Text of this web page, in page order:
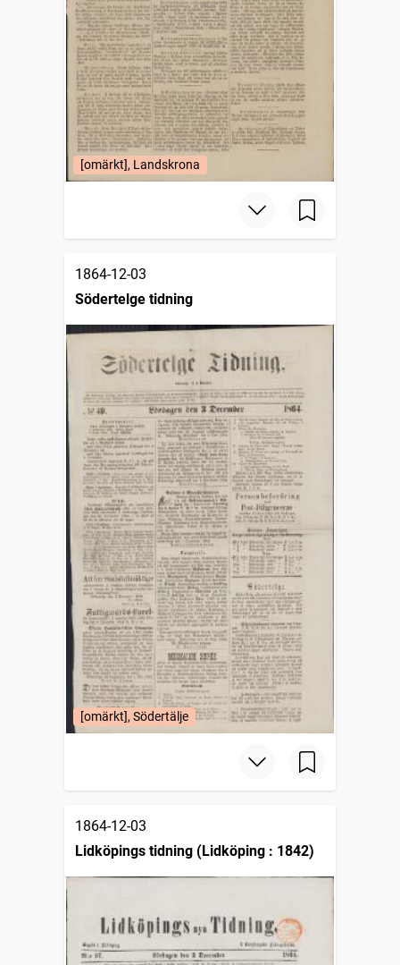
[omärkt], Landskrona
1864-12-03
Södertelge tidning
[omärkt], Södertälje
1864-12-03
Lidköpings tidning (Lidköping : 1842)